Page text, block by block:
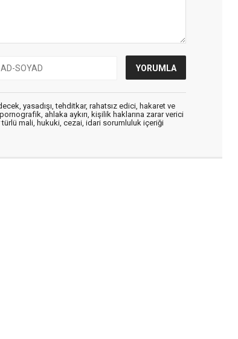
yasadışı, tehditkar, rahatsız edici, hakaret ve
ahlaka aykırı, kişilik haklarına zarar verici
mali, hukuki, cezai, idari sorumluluk içeriği